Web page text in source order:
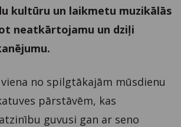
kultūru un laikmetu muzikālās
neatkārtojamu un dziļi
no spilgtākajām mūsdienu
pārstāvēm, kas
guvusi gan ar seno